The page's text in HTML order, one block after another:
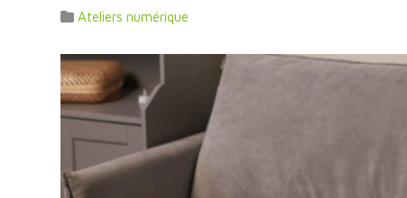
Ateliers numérique